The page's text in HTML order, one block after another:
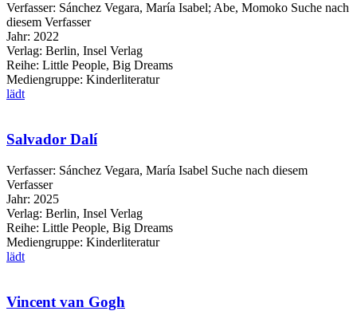
Verfasser: Sánchez Vegara, María Isabel;Abe, Momoko Suche nach
diesem Verfasser
Jahr: 2022
Verlag: Berlin, Insel Verlag
Reihe: Little People, Big Dreams
Mediengruppe: Kinderliteratur
lädt
Salvador Dalí
Verfasser: Sánchez Vegara, María Isabel Suche nach diesem
Verfasser
Jahr: 2025
Verlag: Berlin, Insel Verlag
Reihe: Little People, Big Dreams
Mediengruppe: Kinderliteratur
lädt
Vincent van Gogh